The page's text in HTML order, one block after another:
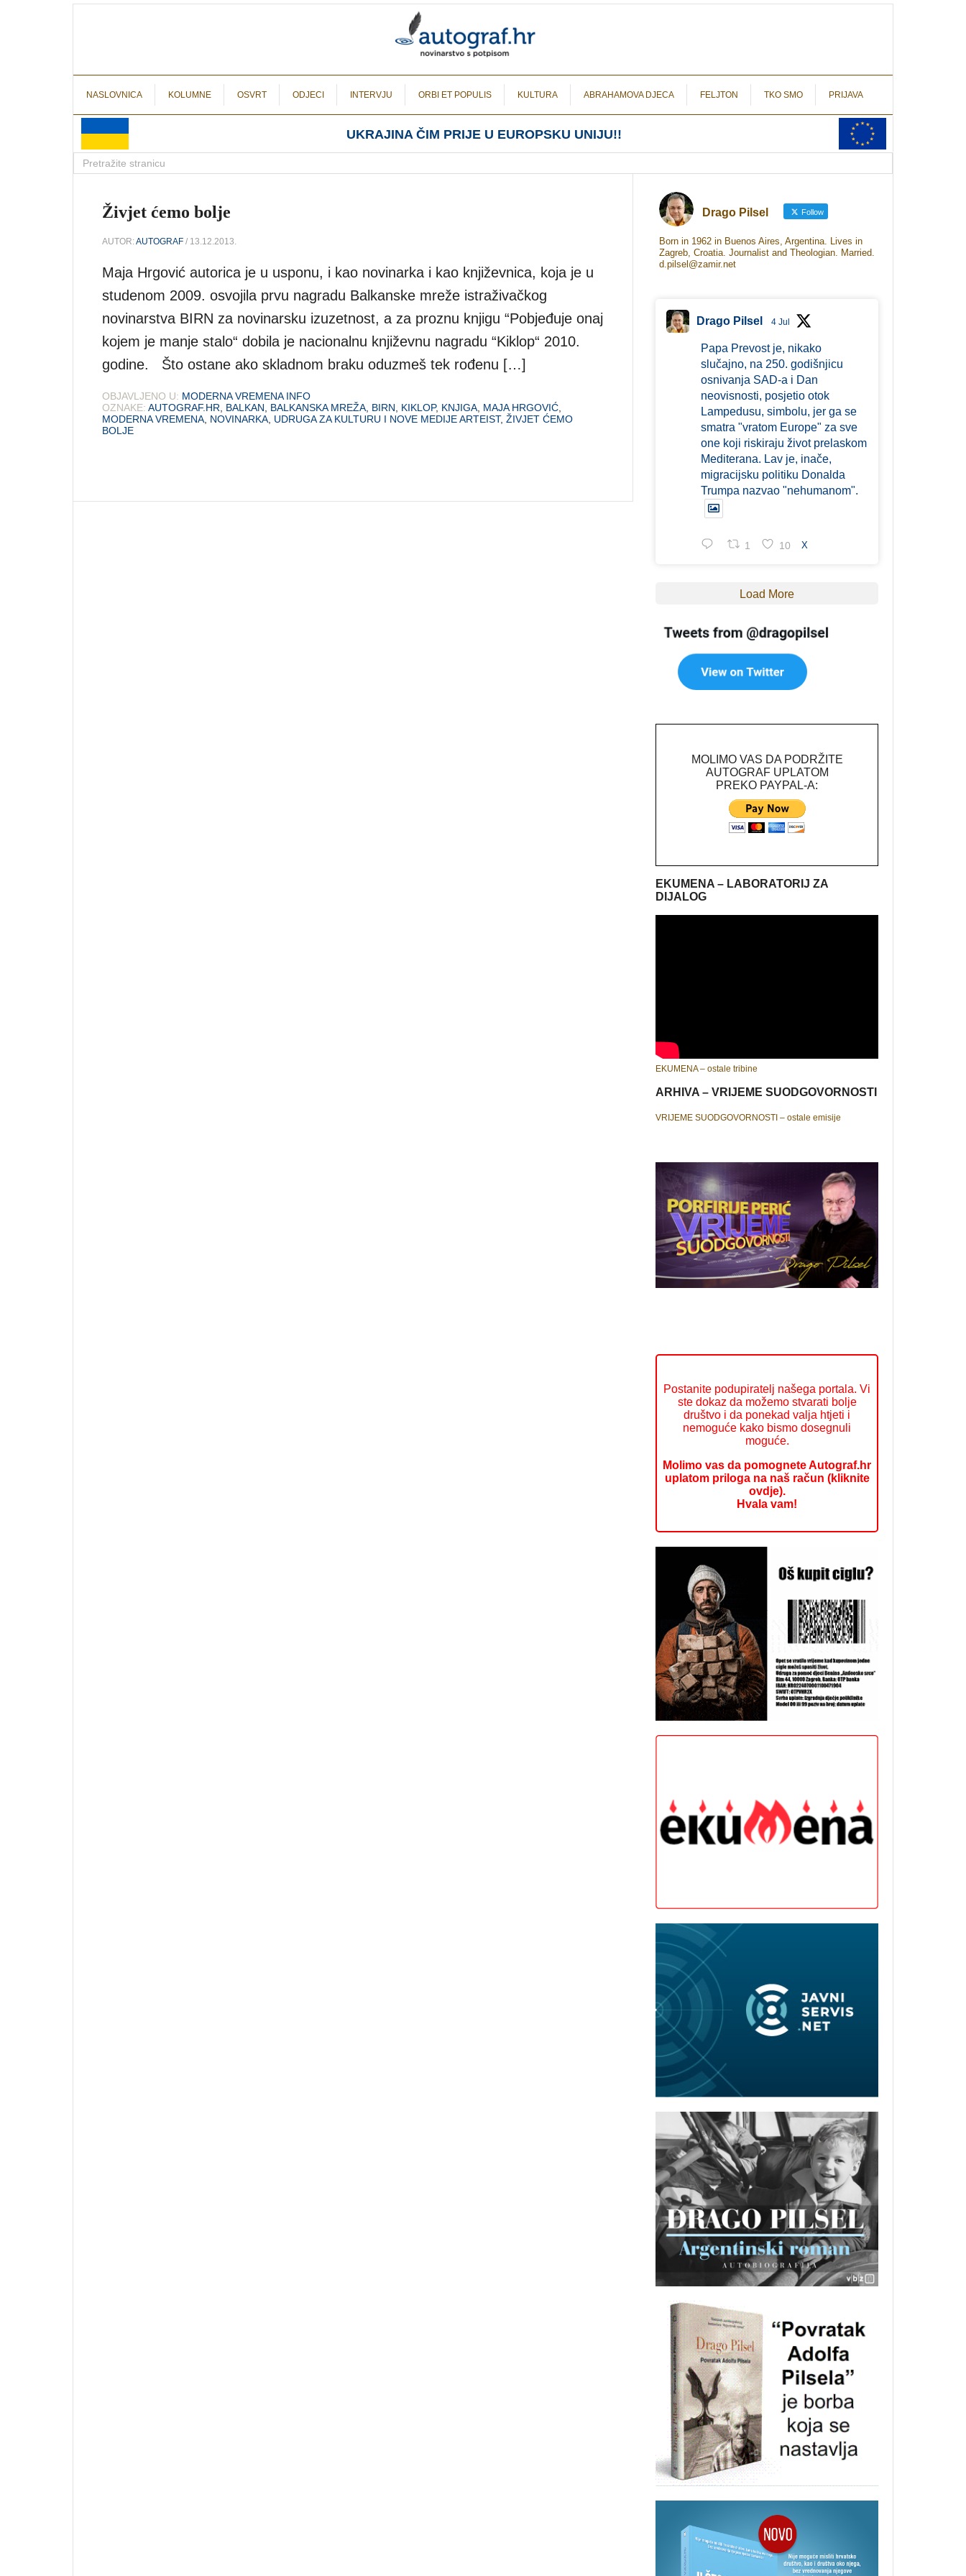
NASLOVNICA KOLUMNE OSVRT ODJECI INTERVJU ORBI ET POPULIS KULTURA ABRAHAMOVA DJECA FELJTON TKO SMO PRIJAVA
UKRAJINA ČIM PRIJE U EUROPSKU UNIJU!!
Živjet ćemo bolje
AUTOR:AUTOGRAF / 13.12.2013.
Maja Hrgović autorica je u usponu, i kao novinarka i kao književnica, koja je u
studenom 2009. osvojila prvu nagradu Balkanske mreže istraživačkog
novinarstva BIRN za novinarsku izuzetnost, a za proznu knjigu “Pobjeđuje onaj
kojem je manje stalo“ dobila je nacionalnu književnu nagradu “Kiklop“ 2010.
godine. Što ostane ako skladnom braku oduzmeš tek rođenu […]
OBJAVLJENO U: MODERNA VREMENA INFO
OZNAKE: AUTOGRAF.HR BALKAN BALKANSKA MREŽA BIRN KIKLOP, KNJIGA MAJA HRGOVIĆ
MODERNA VREMENA NOVINARKA UDRUGA ZA KULTURU I NOVE MEDIJE ARTEIST, ŽIVJET ĆEMO
BOLJE
Drago Pilsel Follow
Born in 1962 in Buenos Aires, Argentina. Lives in
Zagreb, Croatia. Journalist and Theologian. Married.
d.pilsel@zamir.net
Drago Pilsel 4 Jul
Papa Prevost je, nikako
slučajno, na 250. godišnjicu
osnivanja SAD-a i Dan
neovisnosti, posjetio otok
Lampedusu, simbolu, jer ga se
smatra "vratom Europe" za sve
one koji riskiraju život prelaskom
Mediterana. Lav je, inače,
migracijsku politiku Donalda
Trumpa nazvao "nehumanom".
1 10 X
Load More
MOLIMO VAS DA PODRŽITE
AUTOGRAF UPLATOM
PREKO PAYPAL-A:
EKUMENA – LABORATORIJ ZA
DIJALOG
EKUMENA – ostale tribine
ARHIVA – VRIJEME SUODGOVORNOSTI
VRIJEME SUODGOVORNOSTI – ostale emisije
Postanite podupiratelj našega portala. Vi
ste dokaz da možemo stvarati bolje
društvo i da ponekad valja htjeti i
nemoguće kako bismo dosegnuli
moguće.
Molimo vas da pomognete Autograf.hr
uplatom priloga na naš račun (kliknite
ovdje).
Hvala vam!